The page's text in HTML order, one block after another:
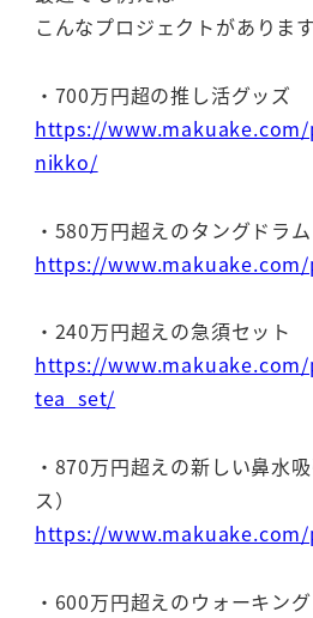
こんなプロジェクトがあります
・700万円超の推し活グッズ
https://www.makuake.com/
nikko/
・580万円超えのタングドラム
https://
・240万円超えの急須セット
https://www.makuake.com/
tea_set/
・870万円超えの新しい鼻水
ス）
https://
・600万円超えのウォーキン